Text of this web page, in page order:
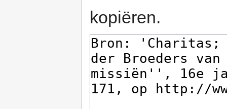
kopiëren.